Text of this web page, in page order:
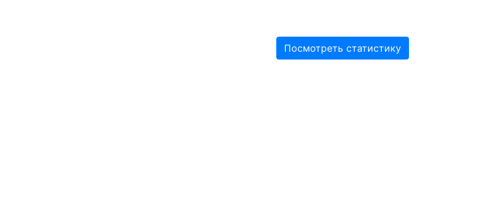
Посмотреть статистику